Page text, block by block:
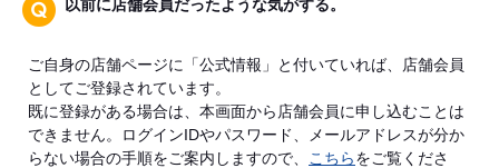
以前に店舗会員だったような気がする。
ご自身の店舗ページに「公式情報」と付いていれば、店舗会員
としてご登録されています。
既に登録がある場合は、本画面から店舗会員に申し込むことは
できません。ログインIDやパスワード、メールアドレスが分か
らない場合の手順をご案内しますので、
こちらをご覧くださ